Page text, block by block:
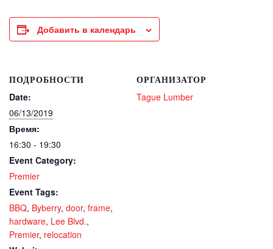
Добавить в календарь
ПОДРОБНОСТИ
Date:
06/13/2019
Время:
16:30 - 19:30
Event Category:
Premier
Event Tags:
BBQ, Byberry, door, frame,
hardware, Lee Blvd.,
Premier, relocation
ОРГАНИЗАТОР
Tague Lumber